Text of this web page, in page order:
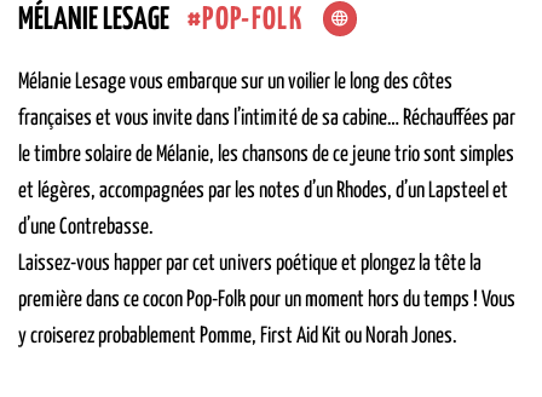
MÉLANIE LESAGE POP-FOLK
Mélanie Lesage vous embarque sur un voilier le long des côtes
françaises et vous invite dans l’intimité de sa cabine… Réchauffées par
le timbre solaire de Mélanie, les chansons de ce jeune trio sont simples
et légères, accompagnées par les notes d’un Rhodes, d’un Lapsteel et
d’une Contrebasse.
Laissez-vous happer par cet univers poétique et plongez la tête la
première dans ce cocon Pop-Folk pour un moment hors du temps ! Vous
y croiserez probablement Pomme, First Aid Kit ou Norah Jones.